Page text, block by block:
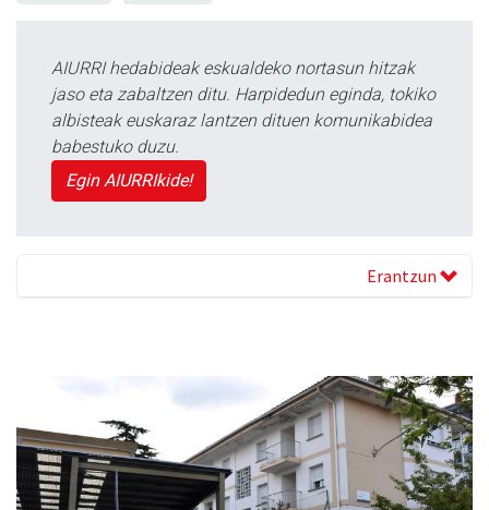
AIURRI hedabideak eskualdeko nortasun hitzak
jaso eta zabaltzen ditu. Harpidedun eginda, tokiko
albisteak euskaraz lantzen dituen komunikabidea
babestuko duzu.
Egin AIURRIkide!
Erantzun